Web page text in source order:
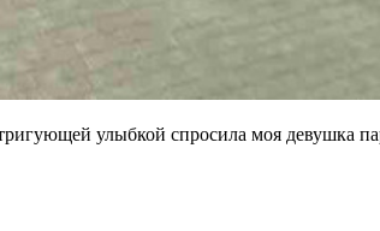
улыбкой спросила моя девушка